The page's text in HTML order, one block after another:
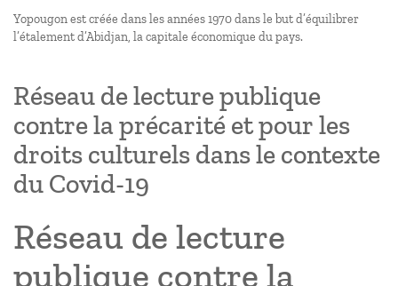
Yopougon est créée dans les années 1970 dans le but d’équilibrer
l’étalement d’Abidjan, la capitale économique du pays.
Réseau de lecture publique
contre la précarité et pour les
droits culturels dans le contexte
du Covid-19
Réseau de lecture
publique contre la